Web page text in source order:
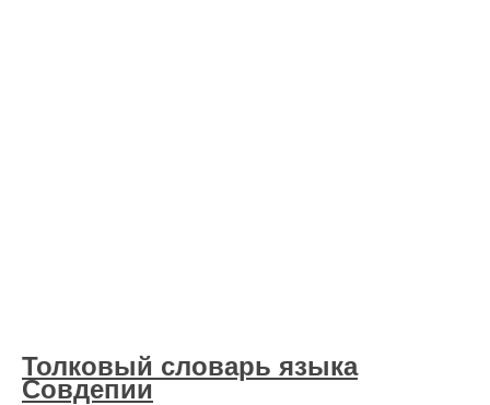
Толковый словарь языка
Совдепии